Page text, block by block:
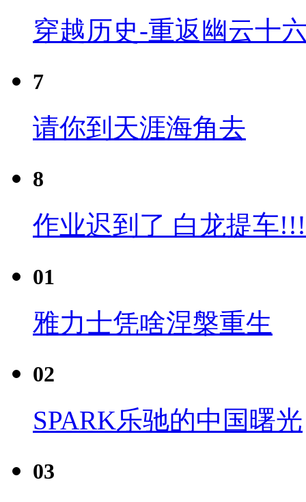
穿越历史-重返幽云十
7
请你到天涯海角去
8
作业迟到了 白龙提车
01
雅力士凭啥涅槃重生
02
SPARK乐驰的中国曙光
03